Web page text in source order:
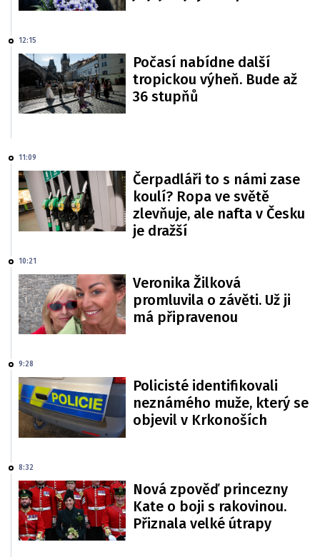
12:15
Počasí nabídne další
tropickou výheň. Bude až
36 stupňů
11:09
Čerpadláři to s námi zase
koulí? Ropa ve světě
zlevňuje, ale nafta v Česku
je dražší
10:21
Veronika Žilková
promluvila o závěti. Už ji
má připravenou
9:28
Policisté identifikovali
neznámého muže, který se
objevil v Krkonoších
8:32
Nová zpověď princezny
Kate o boji s rakovinou.
Přiznala velké útrapy